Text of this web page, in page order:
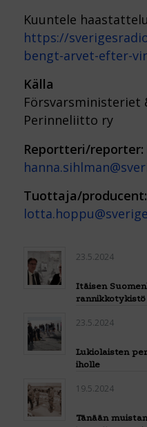
Kuuntele
https://
bengt-arvet-efter-
Källa
Försvarsministeriet
Perinneliitto ry
Reportteri/reporter:
Tuottaja/
23.5.2024
Itäisen
rannikkotykistö
23.5.2024
Lukiolaisten
iholle
19.5.2024
Tänään